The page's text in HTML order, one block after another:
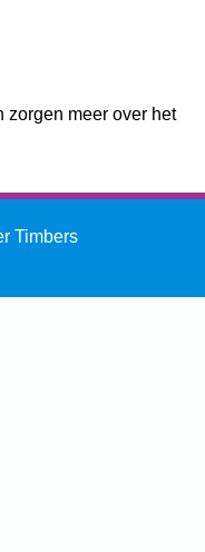
zorgen meer over het
Timbers